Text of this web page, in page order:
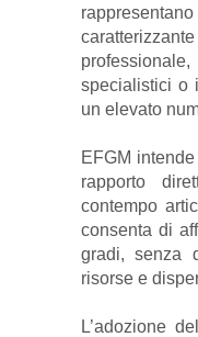
specialistici o
un elevato
EFGM
rapporto
contempo
consenta di
gradi, senza
risorse e
L’adozione